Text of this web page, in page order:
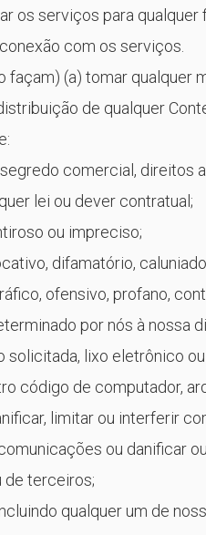
os serviços para
com os serviços.
(a) tomar qualquer
de qualquer
comercial,
lei ou dever contratual;
ou impreciso;
difamatório,
ofensivo, profano,
por nós à nossa
lixo eletrônico
código de computador,
limitar ou interferir
ou danificar
de terceiros;
qualquer um de